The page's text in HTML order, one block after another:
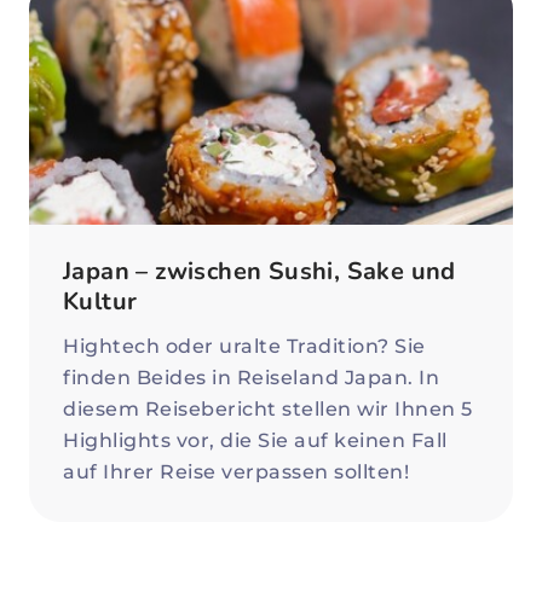
Japan – zwischen Sushi, Sake und
Kultur
Hightech oder uralte Tradition? Sie
finden Beides in Reiseland Japan. In
diesem Reisebericht stellen wir Ihnen 5
Highlights vor, die Sie auf keinen Fall
auf Ihrer Reise verpassen sollten!